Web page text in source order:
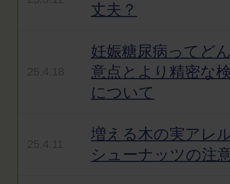
丈夫？
妊娠糖尿病ってど
意点とより精密な
について
増える木の実アレ
シューナッツの注